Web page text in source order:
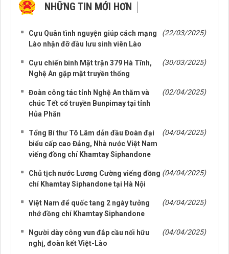
NHỮNG TIN MỚI HƠN
Cựu Quân tình nguyện giúp cách mạng
Lào nhận đỡ đầu lưu sinh viên Lào
(22/03/2025)
Cựu chiến binh Mặt trận 379 Hà Tĩnh,
Nghệ An gặp mặt truyền thống
(30/03/2025)
Đoàn công tác tỉnh Nghệ An thăm và
chúc Tết cổ truyền Bunpimay tại tỉnh
Hủa Phăn
(02/04/2025)
Tổng Bí thư Tô Lâm dẫn đầu Đoàn đại
biểu cấp cao Đảng, Nhà nước Việt Nam
viếng đồng chí Khamtay Siphandone
(04/04/2025)
Chủ tịch nước Lương Cường viếng đồng
chí Khamtay Siphandone tại Hà Nội
(04/04/2025)
Việt Nam để quốc tang 2 ngày tưởng
nhớ đồng chí Khamtay Siphandone
(04/04/2025)
Người dày công vun đắp cầu nối hữu
nghị, đoàn kết Việt-Lào
(04/04/2025)